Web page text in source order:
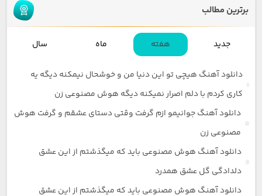
برترین مطالب
جدید هفته ماه سال
دانلود آهنگ هیچی تو این دنیا من و خوشحال نیمکنه دیگه یه
کاری کردم با دلم اصرار نمیکنه دیگه هوش مصنوعی زن
دانلود آهنگ جوانیمو ازم گرفت وقتی دستای عشقم و گرفت هوش
مصنوعی زن
دانلود آهنگ هوش مصنوعی باید که میگذشتم از این عشق
دلدادگی گل عشق همدرد
دانلود آهنگ هوش مصنوعی باید که میگذشتم از این عشق